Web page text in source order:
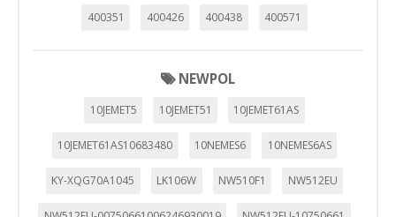
400351 400426 400438 400571
NEWPOL
10JEMET5 10JEMET51 10JEMET61AS
10JEMET61AS10683480 10NEMES6 10NEMES6AS
KY-XQG70A1045 LK106W NW510F1 NW512EU
CONFIGURACIÓN DE COOKIES